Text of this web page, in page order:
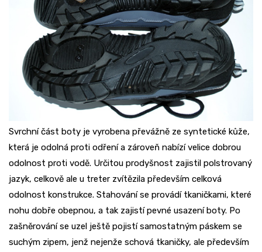
Svrchní část boty je vyrobena převážně ze syntetické kůže,
která je odolná proti odření a zároveň nabízí velice dobrou
odolnost proti vodě. Určitou prodyšnost zajistil polstrovaný
jazyk, celkově ale u treter zvítězila především celková
odolnost konstrukce. Stahování se provádí tkaničkami, které
nohu dobře obepnou, a tak zajistí pevné usazení boty. Po
zašněrování se uzel ještě pojistí samostatným páskem se
suchým zipem, jenž nejenže schová tkaničky, ale především